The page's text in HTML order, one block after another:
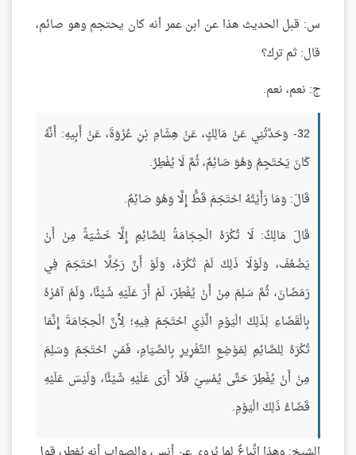
س: قبل الحديث هذا عن ابن عمر أنه كان يحتجم وهو صائم،
قال: ثم ترك؟
ج: نعم، نعم.
32- وَحَدَّثَنِي عَنْ مَالِكٍ، عَنْ هِشَامِ بْنِ عُرْوَةَ، عَنْ أَبِيهِ: أَنَّهُ
كَانَ يَحْتَجِمُ وَهُوَ صَائِمٌ، ثُمَّ لَا يُفْطِرُ.
قَالَ: وَمَا رَأَيْتُهُ احْتَجَمَ قَطُّ إِلَّا وَهُوَ صَائِمٌ.
قَالَ مَالِكٌ: لَا تُكْرَهُ الْحِجَامَةُ لِلصَّائِمِ إِلَّا خَشْيَةً مِنْ أَنْ
يَضْعُفَ، وَلَوْلَا ذَلِكَ لَمْ تُكْرَهْ، وَلَوْ أَنَّ رَجُلًا احْتَجَمَ فِي
رَمَضَانَ، ثُمَّ سَلِمَ مِنْ أَنْ يُفْطِرَ، لَمْ أَرَ عَلَيْهِ شَيْئًا، وَلَمْ آمُرْهُ
بِالْقَضَاءِ لِذَلِكَ الْيَوْمِ الَّذِي احْتَجَمَ فِيهِ؛ لِأَنَّ الْحِجَامَةَ إِنَّمَا
تُكْرَهُ لِلصَّائِمِ لِمَوْضِعِ التَّغْرِيرِ بِالصِّيَامِ، فَمَنِ احْتَجَمَ وَسَلِمَ
مِنْ أَنْ يُفْطِرَ حَتَّى يُمْسِيَ فَلَا أَرَى عَلَيْهِ شَيْئًا، وَلَيْسَ عَلَيْهِ
قَضَاءُ ذَلِكَ الْيَوْمِ.